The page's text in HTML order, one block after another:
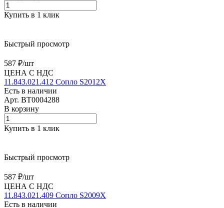
Купить в 1 клик
Быстрый просмотр
587 ₽/шт
ЦЕНА С НДС
11.843.021.412 Сопло S2012X
Есть в наличии
Арт. BT0004288
В корзину
Купить в 1 клик
Быстрый просмотр
587 ₽/шт
ЦЕНА С НДС
11.843.021.409 Сопло S2009X
Есть в наличии